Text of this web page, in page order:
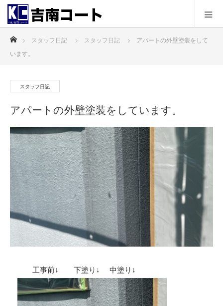
スタッフ日記 スタッフ日記
アパートの外壁塗装をして
います。
スタッフ日記
アパートの外壁塗装をしています。
工事前↓ 下塗り↓ 中塗り↓